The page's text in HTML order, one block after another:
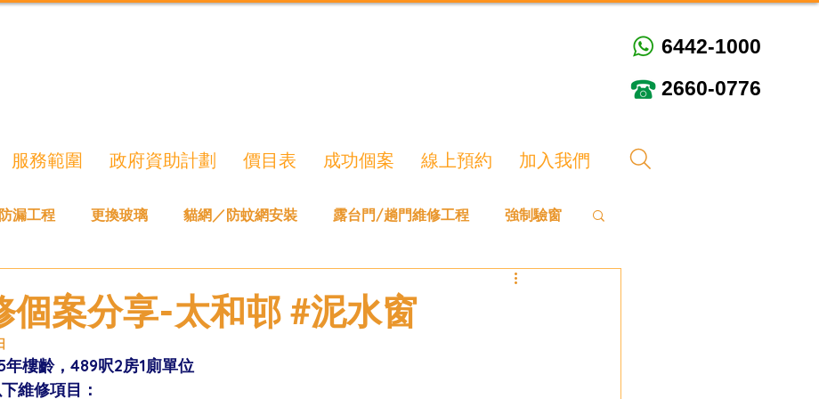
6442-1000
6442-1000
2660-0776
2660-0776
服務範圍 政府資助計劃 價目表 成功個案 線上預約 加入我們
防漏工程 更換玻璃 貓網／防蚊網安裝 露台門/趟門維修工程 強制驗窗
個案分享-太和邨 #泥水窗
樓齡，489呎2房1廁單位
維修項目：